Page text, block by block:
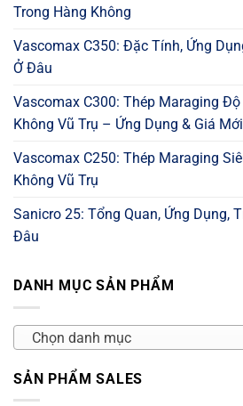
Trong Hàng Không
Vascomax C350: Đặc Tính, Ứng
Ở Đâu
Vascomax C300: Thép Maraging Độ
Không Vũ Trụ – Ứng Dụng & Giá
Vascomax C250: Thép Maraging
Không Vũ Trụ
Sanicro 25: Tổng Quan, Ứng Dụng,
Đâu
DANH MỤC SẢN PHẨM
Chọn danh mục
SẢN PHẨM SALES